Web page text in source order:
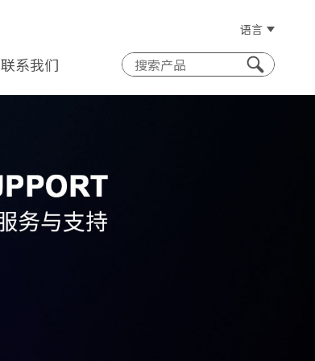
语言
联系我们